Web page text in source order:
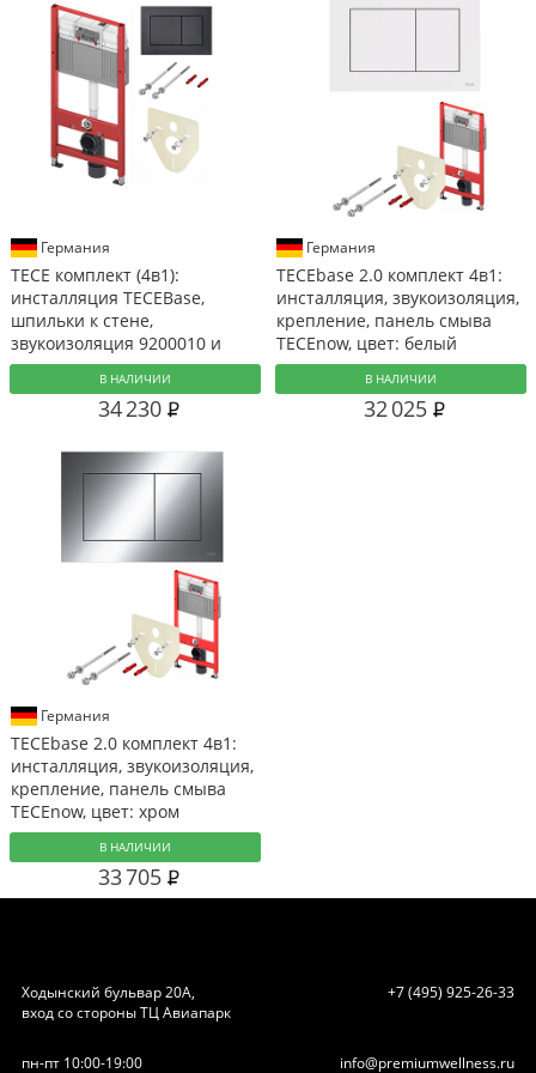
Германия
TECE комплект (4в1):
инсталляция TECEBase,
шпильки к стене,
звукоизоляция 9200010 и
клавиша 9240407 черный
матовый
В НАЛИЧИИ
34 230
Германия
TECEbase 2.0 комплект 4в1:
инсталляция, звукоизоляция,
крепление, панель смыва
TECEnow, цвет: белый
В НАЛИЧИИ
32 025
Германия
TECEbase 2.0 комплект 4в1:
инсталляция, звукоизоляция,
крепление, панель смыва
TECEnow, цвет: хром
В НАЛИЧИИ
33 705
Ходынский бульвар 20А,
вход со стороны ТЦ Авиапарк
+7 (495) 925-26-33
пн-пт 10:00-19:00 info@premiumwellness.ru